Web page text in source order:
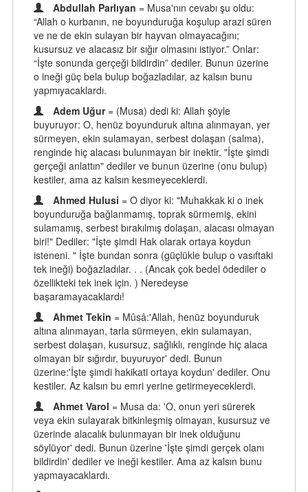
Abdullah Parlıyan = Musa'nın cevabı şu oldu:
“Allah o kurbanın, ne boyunduruğa koşulup arazi süren
ve ne de ekin sulayan bir hayvan olmayacağını;
kusursuz ve alacasız bir sığır olmasını istiyor.” Onlar:
“İşte sonunda gerçeği bildirdin” dediler. Bunun üzerine
o ineği güç bela bulup boğazladılar, az kalsın bunu
yapmıyacaklardı.
Adem Uğur = (Musa) dedi ki: Allah şöyle
buyuruyor: O, henüz boyunduruk altına alınmayan, yer
sürmeyen, ekin sulamayan, serbest dolaşan (salma),
renginde hiç alacası bulunmayan bir inektir. "İşte şimdi
gerçeği anlattın" dediler ve bunun üzerine (onu bulup)
kestiler, ama az kalsın kesmeyeceklerdi.
Ahmed Hulusi = O diyor ki: "Muhakkak ki o inek
boyunduruğa bağlanmamış, toprak sürmemiş, ekini
sulamamış, serbest bırakılmış dolaşan, alacası olmayan
biri!" Dediler: "İşte şimdi Hak olarak ortaya koydun
isteneni. " İşte bundan sonra (güçlükle bulup o vasıftaki
tek ineği) boğazladılar. . . (Ancak çok bedel ödediler o
özellikteki tek inek için. ) Neredeyse
başaramayacaklardı!
Ahmet Tekin = Mûsâ:'Allah, henüz boyunduruk
altına alınmayan, tarla sürmeyen, ekin sulamayan,
serbest dolaşan, kusursuz, sağlıklı, renginde hiç alaca
olmayan bir sığırdır, buyuruyor' dedi. Bunun
üzerine:'İşte şimdi hakikati ortaya koydun' dediler. Onu
kestiler. Az kalsın bu emri yerine getirmeyeceklerdi.
Ahmet Varol = Musa da: 'O, onun yeri sürerek
veya ekin sulayarak bitkinleşmiş olmayan, kusursuz ve
üzerinde alacalık bulunmayan bir inek olduğunu
söylüyor' dedi. Bunun üzerine 'İşte şimdi gerçek olanı
bildirdin' dediler ve ineği kestiler. Ama az kalsın bunu
yapmayacaklardı.